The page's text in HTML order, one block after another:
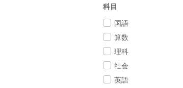
科目
国語
算数
理科
社会
英語